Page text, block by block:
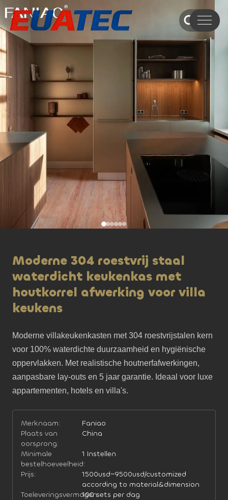
Moderne 304 roestvrij staal
waterdicht keukenkas met
houtkorrel afwerking voor villa
keukens
Moderne villakeukenkasten met 304 roestvrijstalen kern
voor 100% waterdichte duurzaamheid en hygiënische
oppervlakken. Met realistische houtnerfafwerkingen,
aanpasbare lay-outs en 5 jaar garantie. Ideaal voor luxe
appartementen, hotels en villa's.
Merknaam:
Faniao
Plaats van
oorsprong:
China
Minimale
bestelhoeveelheid:
1 Instellen
Prijs:
1500usd~9500usd/customized
according to material&dimension
Toeleveringsvermogen:100 sets per dag